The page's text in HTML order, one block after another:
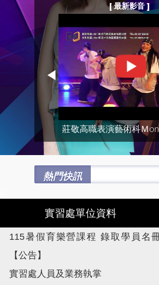
[ 最新影音 ]
◀
莊敬高職表演藝術科Ｍ
熱門快訊
實習處單位資料
115暑假育樂營課程 錄取學員名
【公告】
實習處人員及業務執掌